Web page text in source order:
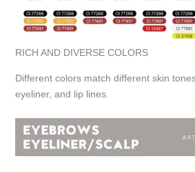
RICH AND DIVERSE COLORS
Different colors match different skin
eyeliner, and lip lines.